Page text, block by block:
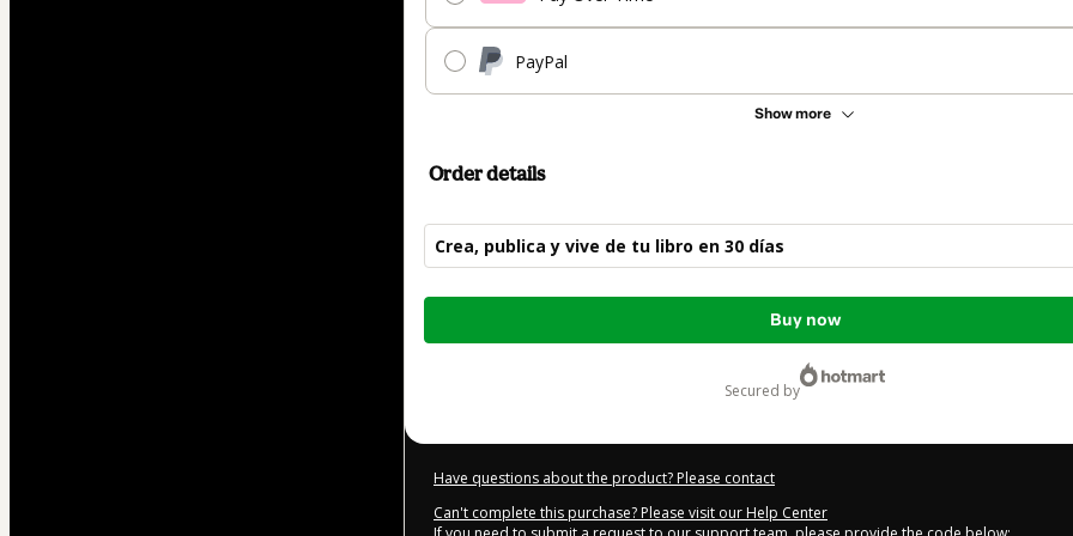
PayPal
Show more
Order details
Crea, publica y vive de tu libro en 30 días
Total
Buy now
secured by
Have questions about the product? Please contact
Can't complete this purchase? Please visit our Help Center